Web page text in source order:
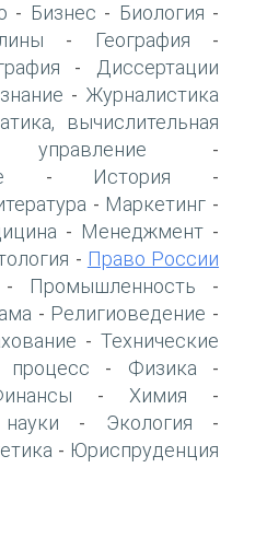
- Бизнес - Биология -
- География -
-
Диссертации
- Журналистика
вычислительная
-
- История -
- Маркетинг -
- Менеджмент -
- Право России
- Промышленность -
- Религиоведение -
- Технические
- Физика -
- Химия -
- Экология -
- Юриспруденция